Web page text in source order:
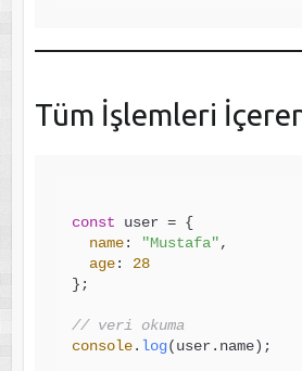
Tüm İşlemleri
const user = {
name: "Mustafa",
age: 28
};
// veri okuma
console. log(user. name);